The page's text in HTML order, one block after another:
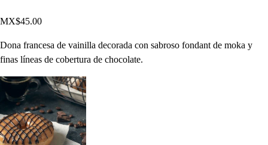
MX$45.00
Dona francesa de vainilla decorada con sabroso fondant de moka y
finas líneas de cobertura de chocolate.